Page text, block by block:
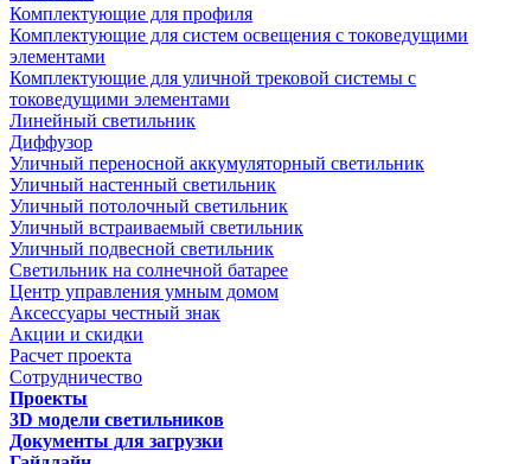
Комплектующие для профиля
Комплектующие для систем освещения с токоведущими
элементами
Комплектующие для уличной трековой системы с
токоведущими элементами
Линейный светильник
Диффузор
Уличный переносной аккумуляторный светильник
Уличный настенный светильник
Уличный потолочный светильник
Уличный встраиваемый светильник
Уличный подвесной светильник
Светильник на солнечной батарее
Центр управления умным домом
Аксессуары честный знак
Акции и скидки
Расчет проекта
Сотрудничество
Проекты
3D модели светильников
Документы для загрузки